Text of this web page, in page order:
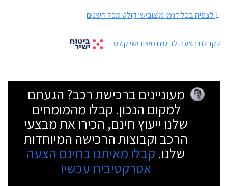
לצפיה בכל דגמי מיצובישי קולט מכל השנים
לקבלת הצעה לביטוח מיצובישי קולט
מעוניינים ברכישת רכב? הגעתם
למקום הנכון. קבלו מהמומחים
שלנו ייעוץ חינם, הכירו את מבצעי
הרכב וקבוצות הרכישה המיוחדות
שלנו. קבלו מאיתנו בחינם הצעה
אטרקטיבית עכשיו